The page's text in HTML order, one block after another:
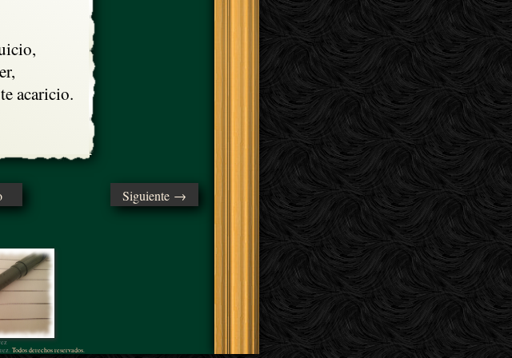
acaricio.
Siguiente →
Todos derechos reservados.